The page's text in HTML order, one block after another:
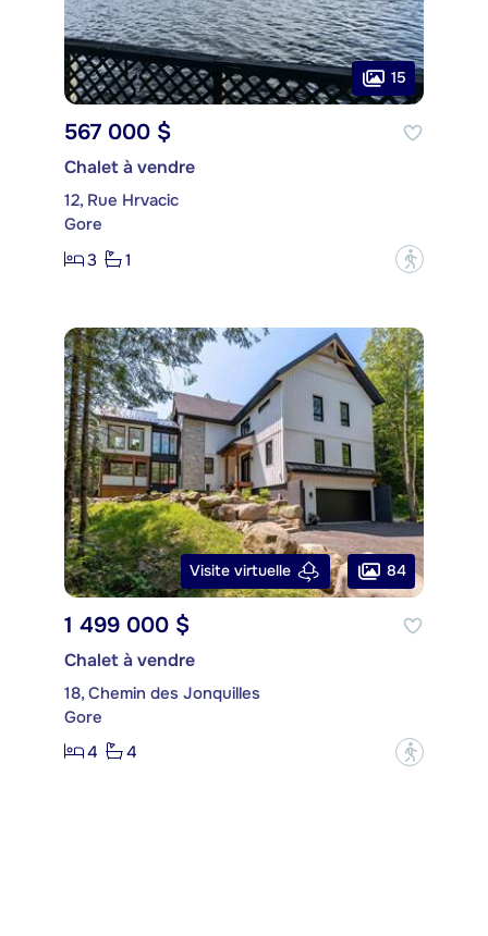
15
567 000 $
Chalet à vendre
12, Rue Hrvacic
Gore
3
1 ?
Visite virtuelle 84
1 499 000 $
Chalet à vendre
18, Chemin des Jonquilles
Gore
4
4 ?